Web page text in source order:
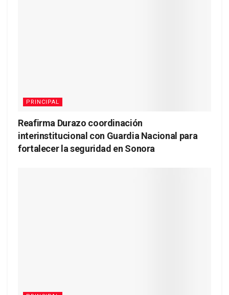
PRINCIPAL
Reafirma Durazo coordinación
interinstitucional con Guardia Nacional para
fortalecer la seguridad en Sonora